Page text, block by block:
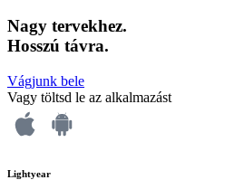
Nagy tervekhez.
Hosszú távra.
Vágjunk bele
Vagy töltsd le az alkalmazást
Lightyear